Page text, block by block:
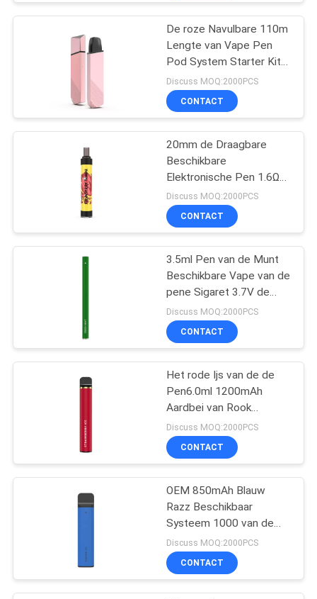
VERZOEK
SITEMAP
PRIVACY
Beschikbaar Vape-
Peulapparaat
Beschikbare Vlakke
Vape Pen Pod
Beschikbare
Elektronische
Sigaret
16
Elektronische
Sigaret
De roze Navulbare 110m
Lengte van Vape Pen
Pod System Starter Kits
360mAh
Discuss MOQ:2000PCS
CONTACT
20mm de Draagbare
Beschikbare
Elektronische Pen 1.6Ω
van Sigaretvape
Lichtgewicht
Discuss MOQ:2000PCS
CONTACT
3.5ml Pen van de Munt
Beschikbare Vape van de
pene Sigaret 3.7V de
Verse
Discuss MOQ:2000PCS
CONTACT
Het rode Ijs van de de
Pen6.0ml 1200mAh
Aardbei van Rook
Beschikbare Vape
Discuss MOQ:2000PCS
CONTACT
OEM 850mAh Blauw
Razz Beschikbaar
Systeem 1000 van de
Apparatenpeul
Rookwolken
Discuss MOQ:2000PCS
CONTACT